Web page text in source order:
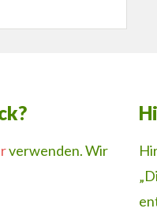
verwenden. Wir